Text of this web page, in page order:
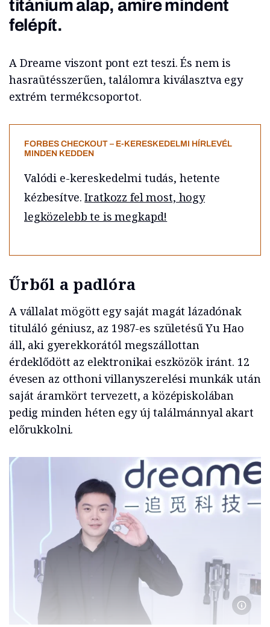
titánium alap, amire mindent
felépít.
A Dreame viszont pont ezt teszi. És nem is
hasraütésszerűen, találomra kiválasztva egy
extrém termékcsoportot.
FORBES CHECKOUT – E-KERESKEDELMI HÍRLEVÉL
MINDEN KEDDEN
Valódi e-kereskedelmi tudás, hetente
kézbesítve.Iratkozz fel most, hogy
legközelebb te is megkapd!
Űrből a padlóra
A vállalat mögött egy saját magát lázadónak
tituláló géniusz, az 1987-es születésű Yu Hao
áll, aki gyerekkorától megszállottan
érdeklődött az elektronikai eszközök iránt. 12
évesen az otthoni villanyszerelési munkák után
saját áramkört tervezett, a középiskolában
pedig minden héten egy új találmánnyal akart
előrukkolni.